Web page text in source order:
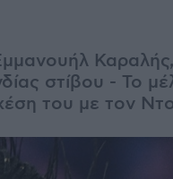
στίβου - Το
του με τον